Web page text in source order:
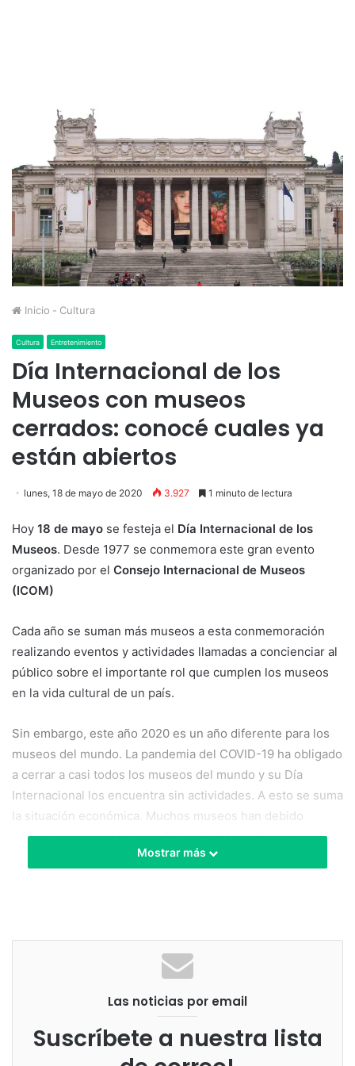
Inicio - Cultura
Cultura Entretenimiento
Día Internacional de los
Museos con museos
cerrados: conocé cuales ya
están abiertos
lunes, 18 de mayo de 2020 3.927 1 minuto de lectura
Hoy 18 de mayo se festeja el Día Internacional de los
Museos. Desde 1977 se conmemora este gran evento
organizado por el Consejo Internacional de Museos
(ICOM)
Cada año se suman más museos a esta conmemoración
realizando eventos y actividades llamadas a concienciar al
público sobre el importante rol que cumplen los museos
en la vida cultural de un país.
Sin embargo, este año 2020 es un año diferente para los
museos del mundo. La pandemia del COVID-19 ha obligado
a cerrar a casi todos los museos del mundo y su Día
Internacional los encuentra sin actividades. A esto se suma
la situación económica. Muchos museos han debido
despedir personal y han sufrido pérdidas millonarias por
los cierres. En Estados Unidos, según fuentes del Museo
A pesar de estos datos desalentadores, en este mes de
algunos museos han comenzado a reabrir sus
puertas paulatinamente, sobre todo en Europa y Asia.
En el día Internacional de los Museos, reabre la
Nacional de Arte Moderno y Contemporáneo
deRoma
Mostrar más
Las noticias por email
Suscríbete a nuestra lista